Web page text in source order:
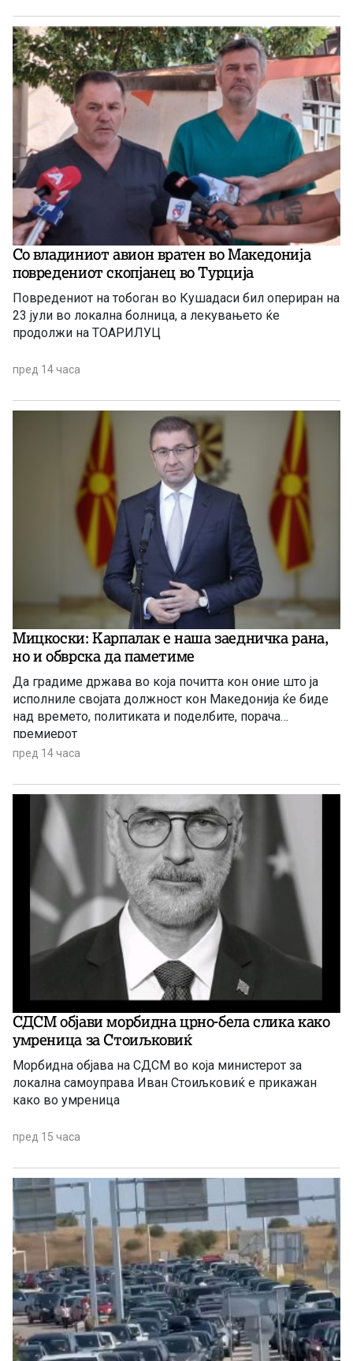
Со владиниот авион вратен во Македонија
повредениот скопјанец во Турција
Повредениот на тобоган во Кушадаси бил опериран на
23 јули во локална болница, а лекувањето ќе
продолжи на ТОАРИЛУЦ
пред 14 часа
Мицкоски: Карпалак е наша заедничка рана,
но и обврска да паметиме
Да градиме држава во која почитта кон оние што ја
исполниле својата должност кон Македонија ќе биде
над времето, политиката и поделбите, порача
премиерот
пред 14 часа
СДСМ објави морбидна црно-бела слика како
умреница за Стоиљковиќ
Морбидна објава на СДСМ во која министерот за
локална самоуправа Иван Стоиљковиќ е прикажан
како во умреница
пред 15 часа